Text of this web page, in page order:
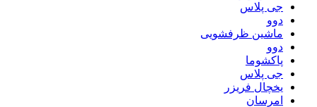
جی پلاس
دوو
ماشین ظرفشویی
دوو
پاکشوما
جی پلاس
یخچال فریزر
امرسان